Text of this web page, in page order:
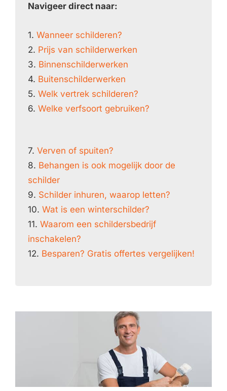
Navigeer direct naar:
1. Wanneer schilderen?
2. Prijs van schilderwerken
3. Binnenschilderwerken
4. Buitenschilderwerken
5. Welk vertrek schilderen?
6. Welke verfsoort gebruiken?
7. Verven of spuiten?
8. Behangen is ook mogelijk door de
schilder
9. Schilder inhuren, waarop letten?
10. Wat is een winterschilder?
11. Waarom een schildersbedrijf
inschakelen?
12. Besparen? Gratis offertes vergelijken!